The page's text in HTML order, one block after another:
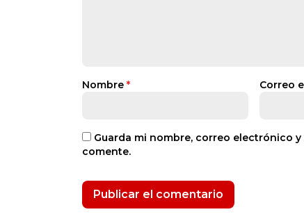
Nombre * Correo
Guarda mi nombre, correo electrónico
comente.